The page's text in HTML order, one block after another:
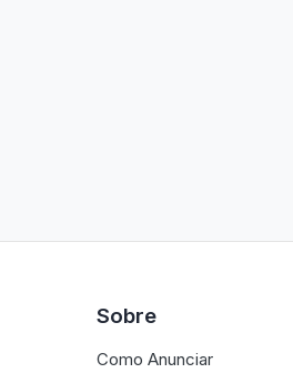
Sobre
Como Anunciar